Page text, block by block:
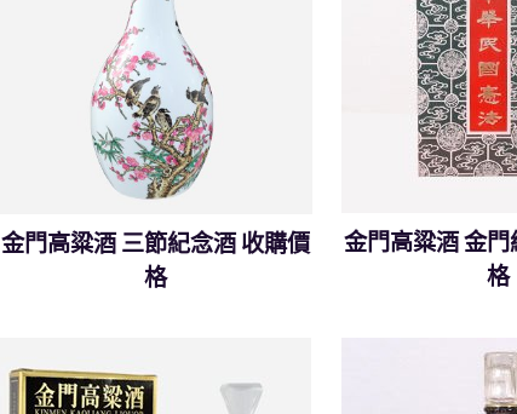
金門高粱酒 三節紀念酒 收購價
格
金門高粱酒 金
格